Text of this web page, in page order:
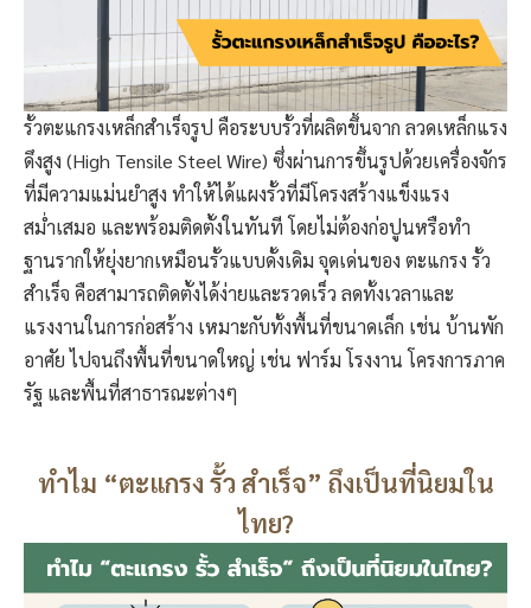
รั้วตะแกรงเหล็กสำเร็จรูป คือระบบรั้วที่ผลิตขึ้นจาก ลวดเหล็กแรง
ดึงสูง (High Tensile Steel Wire) ซึ่งผ่านการขึ้นรูปด้วยเครื่องจักร
ที่มีความแม่นยำสูง ทำให้ได้แผงรั้วที่มีโครงสร้างแข็งแรง
สม่ำเสมอ และพร้อมติดตั้งในทันที โดยไม่ต้องก่อปูนหรือทำ
ฐานรากให้ยุ่งยากเหมือนรั้วแบบดั้งเดิม จุดเด่นของ ตะแกรง รั้ว
สำเร็จ คือสามารถติดตั้งได้ง่ายและรวดเร็ว ลดทั้งเวลาและ
แรงงานในการก่อสร้าง เหมาะกับทั้งพื้นที่ขนาดเล็ก เช่น บ้านพัก
อาศัย ไปจนถึงพื้นที่ขนาดใหญ่ เช่น ฟาร์ม โรงงาน โครงการภาค
รัฐ และพื้นที่สาธารณะต่างๆ
ทำไม “ตะแกรง รั้ว สำเร็จ” ถึงเป็นที่นิยมใน
ไทย?